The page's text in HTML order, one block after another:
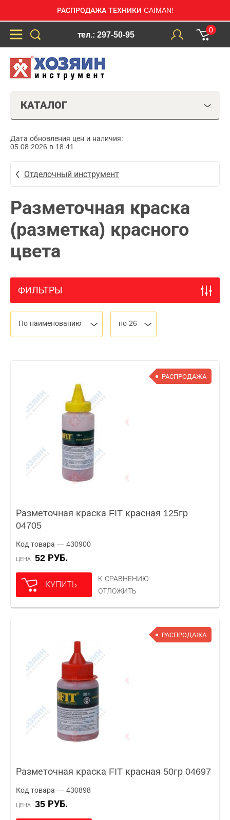
РАСПРОДАЖА ТЕХНИКИ CAIMAN!
тел.: 297-50-95
0
КАТАЛОГ
Дата обновления цен и наличия:
05.08.2026 в 18:41
Отделочный инструмент
Разметочная краска
(разметка) красного
цвета
ФИЛЬТРЫ
По наименованию по 26
РАСПРОДАЖА
Разметочная краска FIT красная 125гр
04705
Код товара — 430900
ЦЕНА 52 РУБ.
КУПИТЬ
К СРАВНЕНИЮ
ОТЛОЖИТЬ
РАСПРОДАЖА
Разметочная краска FIT красная 50гр 04697
Код товара — 430898
ЦЕНА 35 РУБ.